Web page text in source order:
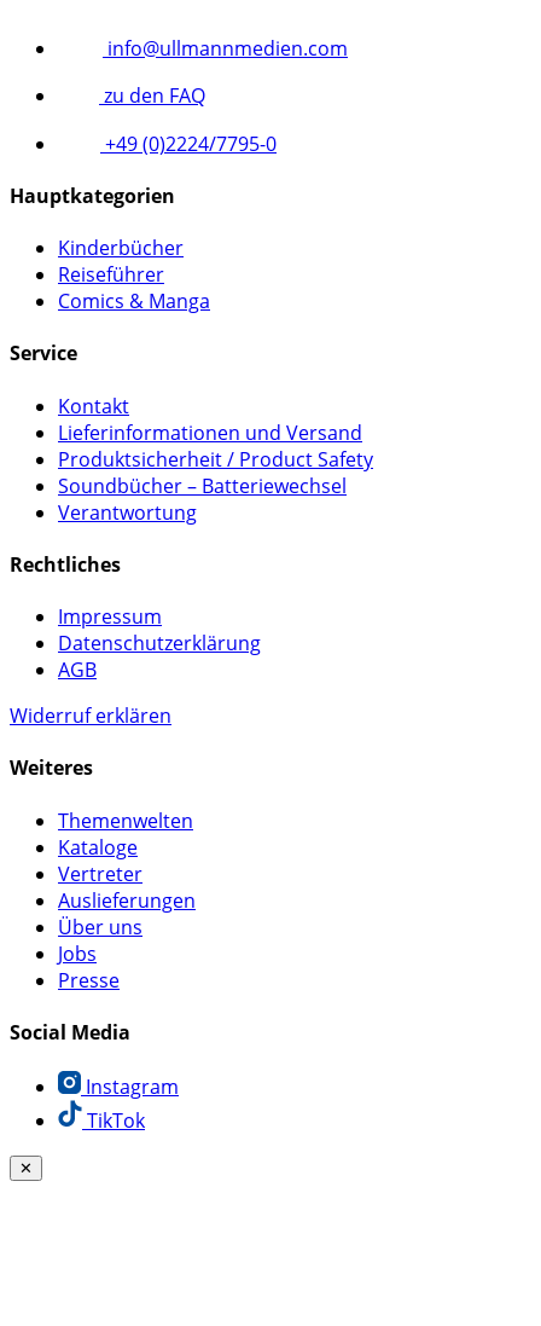
info@ullmannmedien.com
zu den FAQ
+49 (0)2224/7795-0
Hauptkategorien
Kinderbücher
Reiseführer
Comics & Manga
Service
Kontakt
Lieferinformationen und Versand
Produktsicherheit / Product Safety
Soundbücher – Batteriewechsel
Verantwortung
Rechtliches
Impressum
Datenschutzerklärung
AGB
Widerruf erklären
Weiteres
Themenwelten
Kataloge
Vertreter
Auslieferungen
Über uns
Jobs
Presse
Social Media
Instagram
TikTok
✕